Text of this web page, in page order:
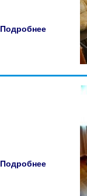
Подробнее
Подробнее